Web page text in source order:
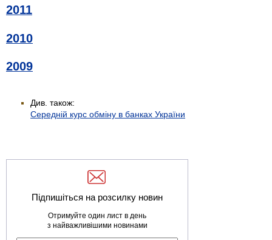
2011
2010
2009
Див. також:
Середній курс обміну в банках України
Підпишіться на розсилку новин
Отримуйте один лист в день
з найважливішими новинами